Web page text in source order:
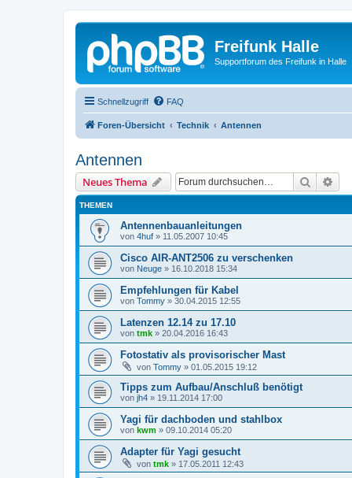
Freifunk Halle
Supportforum des Freifunk in Halle
Schnellzugriff FAQ
Foren-Übersicht Technik Antennen
Antennen
Neues Thema Suche
THEMEN
Antennenbauanleitungen
von 4huf » 11.05.2007 10:45
Cisco AIR-ANT2506 zu verschenken
von Neuge » 16.10.2018 15:34
Empfehlungen für Kabel
von Tommy » 30.04.2015 12:55
Latenzen 12.14 zu 17.10
von tmk » 20.04.2016 16:43
Fotostativ als provisorischer Mast
von Tommy » 01.05.2015 19:12
Tipps zum Aufbau/Anschluß benötigt
von jh4 » 19.11.2014 17:00
Yagi für dachboden und stahlbox
von kwm » 09.10.2014 05:20
Adapter für Yagi gesucht
von tmk » 17.05.2011 12:43